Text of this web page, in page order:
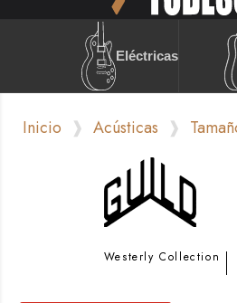
Eléctricas
Inicio Acústicas
Westerly Collection